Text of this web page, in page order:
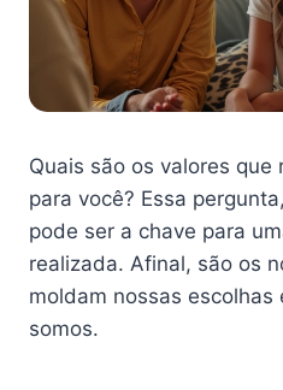
Quais são os valores
para você? Essa
pode ser a chave para
realizada. Afinal, são os
moldam nossas escolhas
somos.